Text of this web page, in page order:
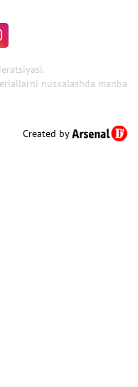
nusxalashda manba
Created by